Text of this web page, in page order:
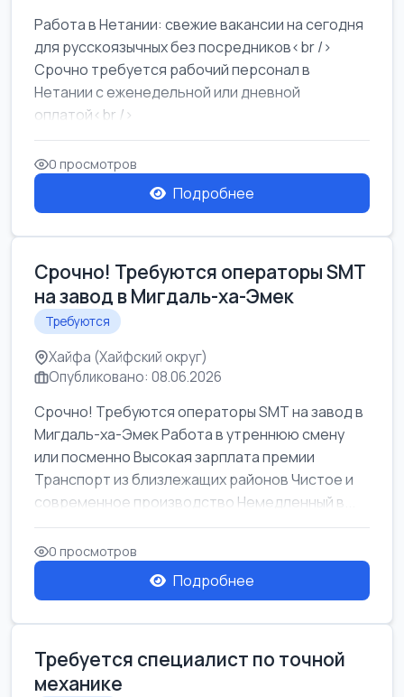
Работа в Нетании: свежие вакансии на сегодня
для русскоязычных без посредников<br />
Срочно требуется рабочий персонал в
Нетании с еженедельной или дневной
оплатой<br />
Свежие вакансии в Нетании дл...
0 просмотров
Подробнее
Срочно! Требуются операторы SMT
на завод в Мигдаль-ха-Эмек
Требуются
Хайфа (Хайфский округ)
Опубликовано: 08.06.2026
Срочно! Требуются операторы SMT на завод в
Мигдаль-ха-Эмек Работа в утреннюю смену
или посменно Высокая зарплата премии
Транспорт из близлежащих районов Чистое и
современное производство Немедленный в...
0 просмотров
Подробнее
Требуется специалист по точной
механике